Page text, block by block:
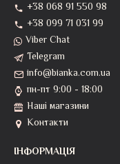
+38 068 91 550 98
+38 099 71 031 99
Viber Chat
Telegram
info@bianka.com.ua
пн-пт 9:00 - 18:00
Наші магазини
Контакти
ІНФОРМАЦІЯ